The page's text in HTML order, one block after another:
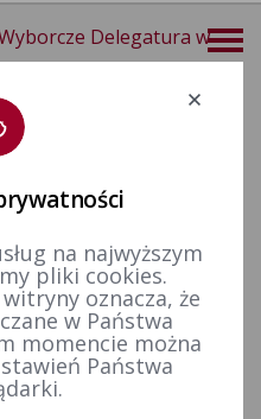
Delegatura w
Wybory do Sejmu i Senatu w 2023 r.
na najwyższym
pliki cookies.
oznacza, że
w Państwa
momencie można
Państwa